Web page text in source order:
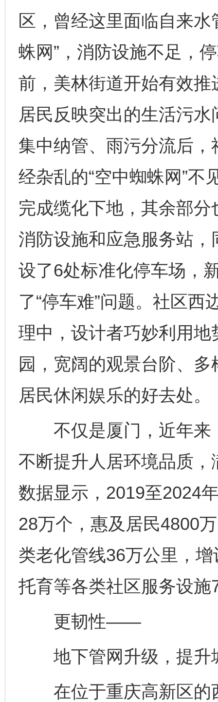
区，曾经这里面临自来
蛛网”，消防设施不足，
前，美林街道开始有效
居民反映突出的生活污
集中纳管、雨污分流后
经杂乱的“空中蜘蛛网”不
完成缆化下地，其余部
消防设施和应急服务站
设了6处标准化停车场，
了“停车难”问题。社区西
理中，设计者巧妙利用
园，宽阔的观景台阶、
居民休闲娱乐的好去处。
不仅是厦门，近年来
不断提升人居环境品质
数据显示，2019至2024
28万个，惠及居民4800
类老化管线36万公里，
托育等各类社区服务设施
更韧性——
地下管网升级，提升
在位于重庆高新区的